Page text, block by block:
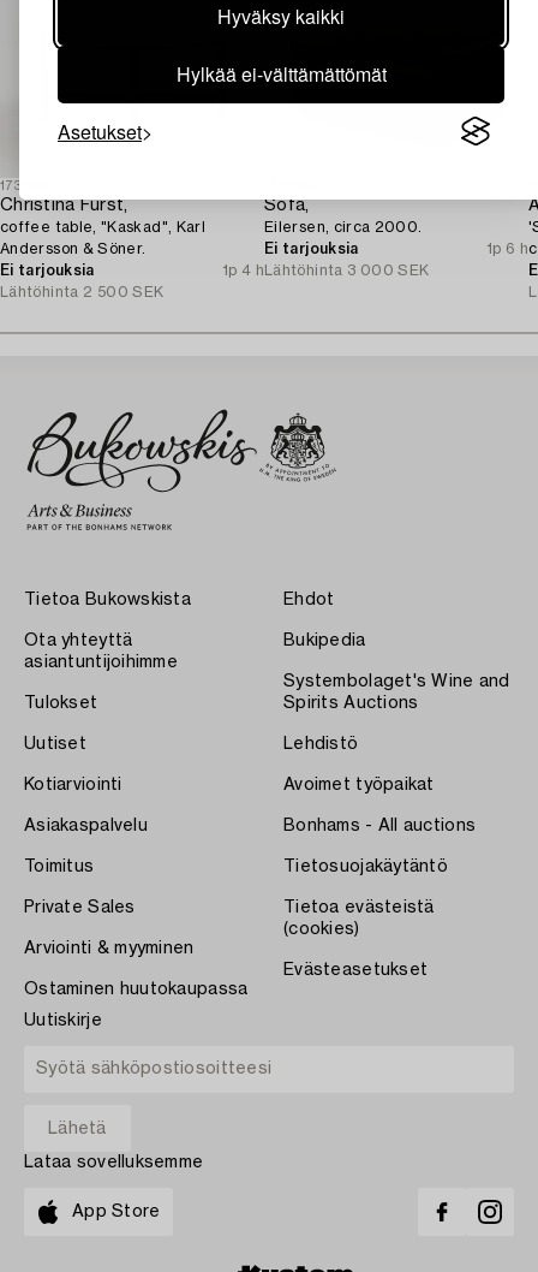
Hyväksy kaikki
Hylkää ei-välttämättömät
Asetukset
1731242
Christina Fürst,
coffee table, "Kaskad", Karl
Andersson & Söner.
Ei tarjouksia
1p 4 h
Lähtöhinta 2 500 SEK
Sofa,
Eilersen, circa 2000.
Ei tarjouksia
1p 6 h
Lähtöhinta 3 000 SEK
Tietoa Bukowskista
Ota yhteyttä
asiantuntijoihimme
Tulokset
Uutiset
Kotiarviointi
Asiakaspalvelu
Toimitus
Private Sales
Arviointi & myyminen
Ostaminen huutokaupassa
Ehdot
Bukipedia
Systembolaget's Wine and
Spirits Auctions
Lehdistö
Avoimet työpaikat
Bonhams - All auctions
Tietosuojakäytäntö
Tietoa evästeistä
(cookies)
Evästeasetukset
Uutiskirje
Lataa sovelluksemme
App Store